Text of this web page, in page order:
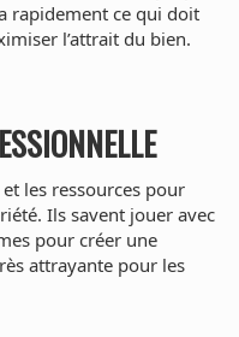
rapidement ce qui doit
l’attrait du bien.
les ressources pour
Ils savent jouer avec
pour créer une
attrayante pour les